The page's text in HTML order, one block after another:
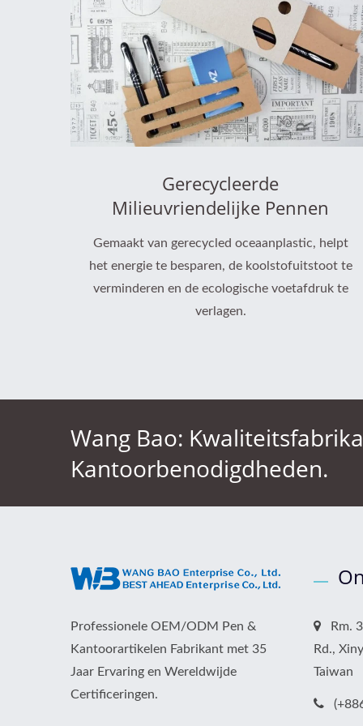
Gerecycleerde
Milieuvriendelijke Pennen
Gemaakt van gerecycled oceaanplastic, helpt
het energie te besparen, de koolstofuitstoot te
verminderen en de ecologische voetafdruk te
verlagen.
Wang Bao:
Kantoorbenodigdheden.
Professionele OEM/ODM Pen &
Kantoorartikelen Fabrikant met 35
Jaar Ervaring en Wereldwijde
Certificeringen.
Rm.
Rd.,
Taiwan